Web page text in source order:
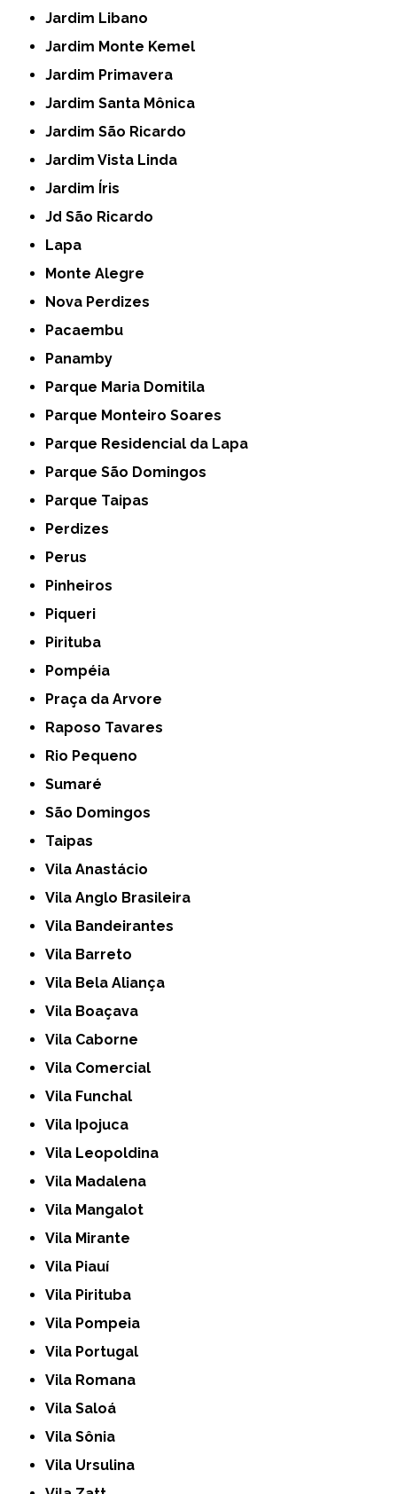
Jardim Libano
Jardim Monte Kemel
Jardim Primavera
Jardim Santa Mônica
Jardim São Ricardo
Jardim Vista Linda
Jardim Íris
Jd São Ricardo
Lapa
Monte Alegre
Nova Perdizes
Pacaembu
Panamby
Parque Maria Domitila
Parque Monteiro Soares
Parque Residencial da Lapa
Parque São Domingos
Parque Taipas
Perdizes
Perus
Pinheiros
Piqueri
Pirituba
Pompéia
Praça da Arvore
Raposo Tavares
Rio Pequeno
Sumaré
São Domingos
Taipas
Vila Anastácio
Vila Anglo Brasileira
Vila Bandeirantes
Vila Barreto
Vila Bela Aliança
Vila Boaçava
Vila Caborne
Vila Comercial
Vila Funchal
Vila Ipojuca
Vila Leopoldina
Vila Madalena
Vila Mangalot
Vila Mirante
Vila Piauí
Vila Pirituba
Vila Pompeia
Vila Portugal
Vila Romana
Vila Saloá
Vila Sônia
Vila Ursulina